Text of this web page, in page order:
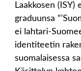
Laakkosen
graduunsa
ei lahtari-
identiteetin
suomalaisessa